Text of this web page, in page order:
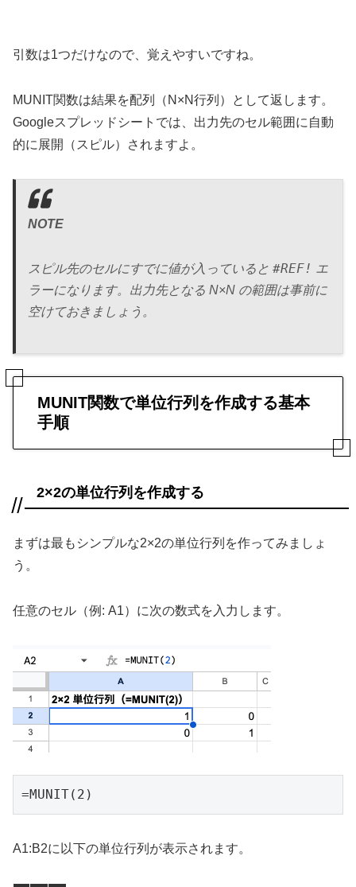
引数は1つだけなので、覚えやすいですね。
MUNIT関数は結果を配列（N×N行列）として返します。
Googleスプレッドシートでは、出力先のセル範囲に自動
的に展開（スピル）されますよ。
NOTE
スピル先のセルにすでに値が入っていると #REF! エ
ラーになります。出力先となる N×N の範囲は事前に
空けておきましょう。
MUNIT関数で単位行列を作成する基本
手順
2×2の単位行列を作成する
まずは最もシンプルな2×2の単位行列を作ってみましょ
う。
任意のセル（例: A1）に次の数式を入力します。
=MUNIT(2)
A1:B2に以下の単位行列が表示されます。